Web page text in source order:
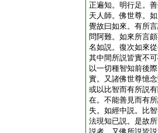
正遍知。明行足。
天人師。佛世尊。
覺故曰如來。有所
問阿難。如來所言
名如説。復次如來
其中間所説皆實不
以一切種智知前後
實。又諸佛世尊憶
或以比智而有所説
在。不能善見而有
失。如經中説。比
法現知已説。是故